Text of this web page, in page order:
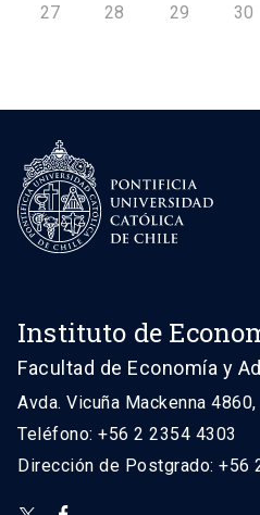
27 28 29 30
Instituto de
Facultad de Economía y
Avda. Vicuña Mackenna
Teléfono: +56 2 2354 4303
Dirección de Postgrado: +56